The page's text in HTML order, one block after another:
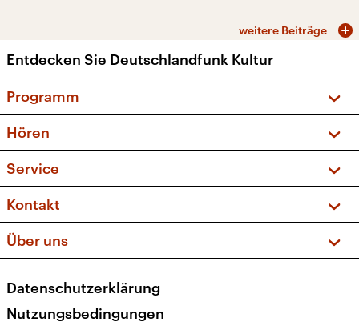
weitere Beiträge
Entdecken Sie Deutschlandfunk Kultur
Programm
Sendungen und Podcasts
Musikliste
Kakadu – Das Kinderprogramm
Hören
Frequenzen (UKW + DAB+)
Service
FAQ
Apps
Newsletter
Veranstaltungen
Kontakt
Social Media
Über uns
Presse
Karriere
Datenschutzerklärung
Nutzungsbedingungen